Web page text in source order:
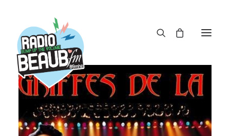
ACTUS
REPLAY
ÉMISSIONS